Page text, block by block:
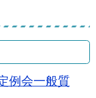
例会一般質